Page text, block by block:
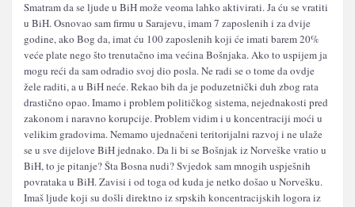
Smatram da se ljude u BiH može veoma lahko aktivirati. Ja ću se vratiti
u BiH. Osnovao sam firmu u Sarajevu, imam 7 zaposlenih i za dvije
godine, ako Bog da, imat ću 100 zaposlenih koji će imati barem 20%
veće plate nego što trenutačno ima većina Bošnjaka. Ako to uspijem ja
mogu reći da sam odradio svoj dio posla. Ne radi se o tome da ovdje
žele raditi, a u BiH neće. Rekao bih da je poduzetnički duh zbog rata
drastično opao. Imamo i problem političkog sistema, nejednakosti pred
zakonom i naravno korupcije. Problem vidim i u koncentraciji moći u
velikim gradovima. Nemamo ujednačeni teritorijalni razvoj i ne ulaže
se u sve dijelove BiH jednako. Da li bi se Bošnjak iz Norveške vratio u
BiH, to je pitanje? Šta Bosna nudi? Svjedok sam mnogih uspješnih
povrataka u BiH. Zavisi i od toga od kuda je netko došao u Norvešku.
Imaš ljude koji su došli direktno iz srpskih koncentracijskih logora iz